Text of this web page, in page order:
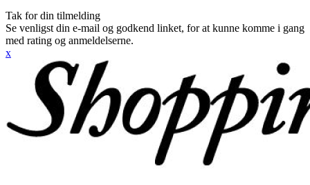
Tak for din tilmelding
Se venligst din e-mail og godkend linket, for at kunne komme i gang
med rating og anmeldelserne.
x